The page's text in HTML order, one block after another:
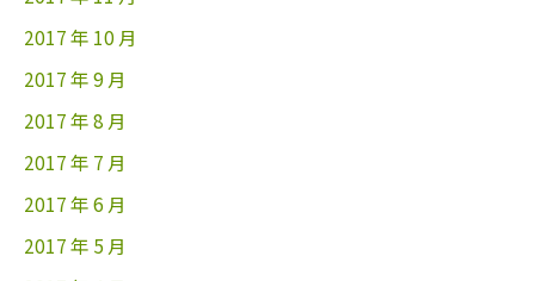
2017 年 10 月
2017 年 9 月
2017 年 8 月
2017 年 7 月
2017 年 6 月
2017 年 5 月